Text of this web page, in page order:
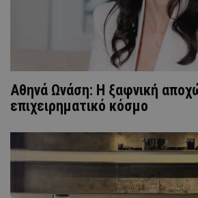
Αθηνά Ωνάση: Η ξαφνική
επιχειρηματικό κόσμο